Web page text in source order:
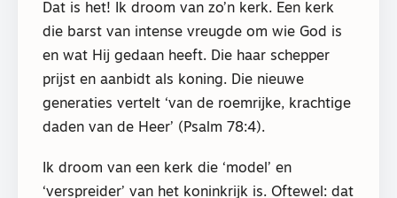
Dat is het! Ik droom van zo’n kerk. Een kerk
die barst van intense vreugde om wie God is
en wat Hij gedaan heeft. Die haar schepper
prijst en aanbidt als koning. Die nieuwe
generaties vertelt ‘van de roemrijke, krachtige
daden van de Heer’ (Psalm 78:4).
Ik droom van een kerk die ‘model’ en
‘verspreider’ van het koninkrijk is. Oftewel: dat